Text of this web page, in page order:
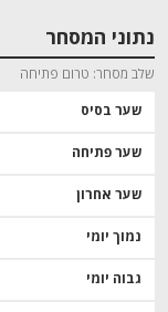
נתוני המסחר
שלב מסחר טרום פתיחה
שער בסיס
שער פתיחה
שער אחרון
נמוך יומי
גבוה יומי